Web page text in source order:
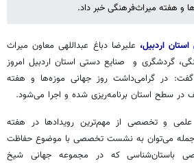
و هفته میراث‌فرهنگی خبر داد.
اردبیل، علیرضا دباغ عبداللهی معاون میراث‌
گردشگری و صنایع دستی استان اردبیل امروز
در گرامی‌داشت روز جهانی موزه‌ها و هفته
و تخصصی از مهم‌ترین رویدادها در هفته
جمله می‌توان به نشست تخصصی با موضوع حفاظت
باستان‌شناسی که در مجموعه جهانی شیخ